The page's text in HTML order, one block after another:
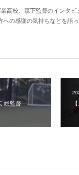
高校、森下監督のインタ
の感謝の気持ちなどを語
総監督